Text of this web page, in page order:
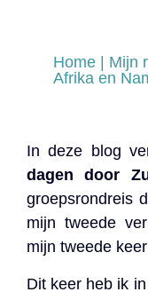
Home
Mijn
Afrika en
In deze blog
dagen door
groepsrondreis
mijn tweede
mijn tweede
Dit keer heb ik